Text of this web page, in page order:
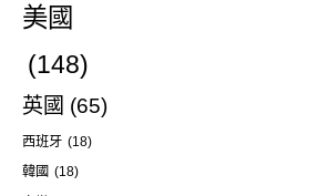
美國
(148)
英國 (65)
西班牙 (18)
韓國 (18)